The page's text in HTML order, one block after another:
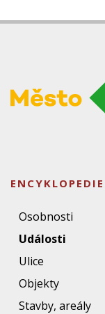
ENCYKLOPEDIE
Osobnosti
Události
Ulice
Objekty
Stavby, areály